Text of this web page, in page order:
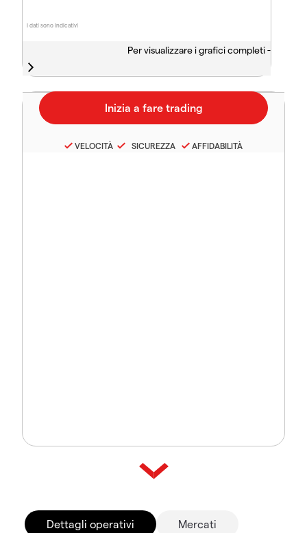
I dati sono indicativi
Per visualizzare i grafici completi -
VELOCITÀ SICUREZZA AFFIDABILITÀ
Dettagli operativi Mercati